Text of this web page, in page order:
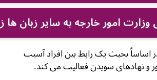
امور خارجه به سایر زبان ها
اساساً بحیث یک رابط بین افراد آسیب
و نهادهای سویدن فعالیت می کند.